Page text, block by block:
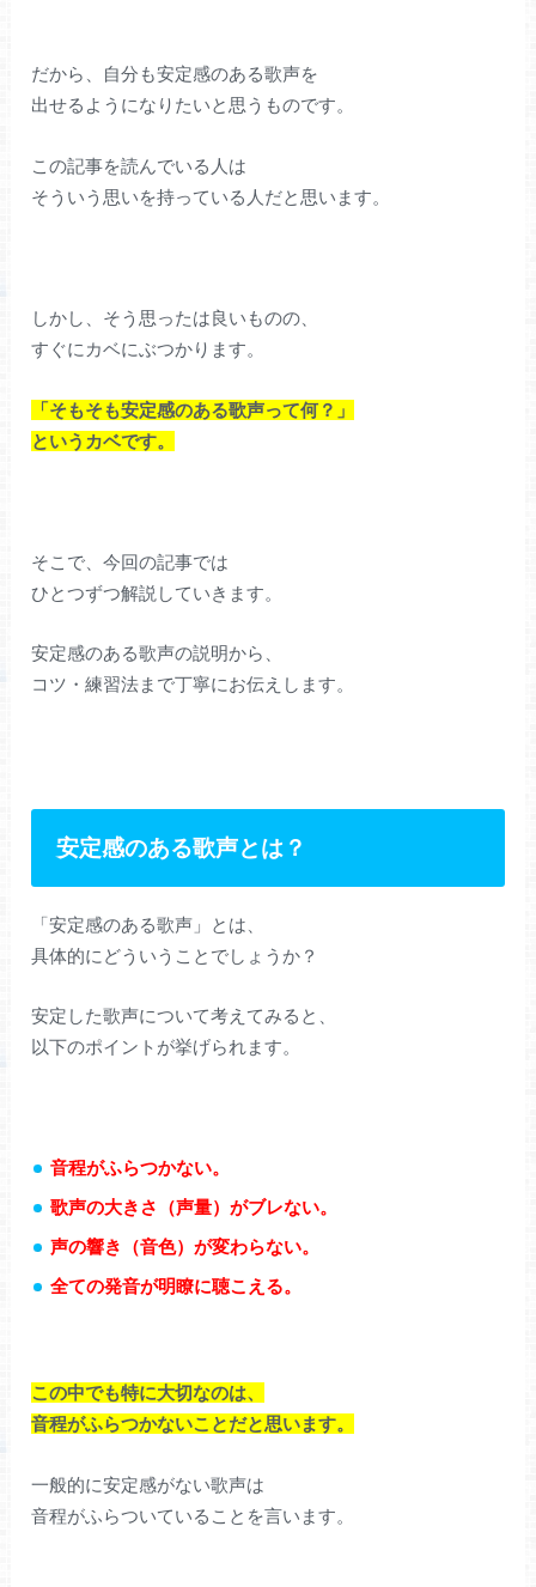
だから、自分も安定感のある歌声を
出せるようになりたいと思うものです。
この記事を読んでいる人は
そういう思いを持っている人だと思います。
しかし、そう思ったは良いものの、
すぐにカベにぶつかります。
「そもそも安定感のある歌声って何？」
というカベです。
そこで、今回の記事では
ひとつずつ解説していきます。
安定感のある歌声の説明から、
コツ・練習法まで丁寧にお伝えします。
安定感のある歌声とは？
「安定感のある歌声」とは、
具体的にどういうことでしょうか？
安定した歌声について考えてみると、
以下のポイントが挙げられます。
音程がふらつかない。
歌声の大きさ（声量）がブレない。
声の響き（音色）が変わらない。
全ての発音が明瞭に聴こえる。
この中でも特に大切なのは、
音程がふらつかないことだと思います。
一般的に安定感がない歌声は
音程がふらついていることを言います。